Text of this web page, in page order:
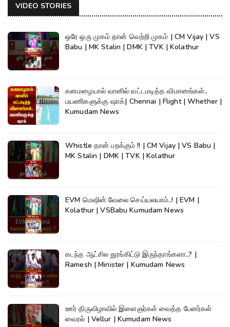
VIDEO STORIES
ஒரே ஒரு முகம் தான் வெற்றி முகம் | CM Vijay | VS
Babu | MK Stalin | DMK | TVK | Kolathur
கனமழையால் வானில் வட்டமடித்த விமானங்கள்..
பயணிகளுக்கு ஷாக்| Chennai | Flight | Whether |
Kumudam News
Whistle தான் பறக்கும் !! | CM Vijay | VS Babu |
MK Stalin | DMK | TVK | Kolathur
EVM மெஷின் வேலை செய்யலயாம்..! | EVM |
Kolathur | VSBabu Kumudam News
கடந்த ஆட்சில தூங்கிட்டு இருந்தாங்களா..? |
Ramesh | Minister | Kumudam News
ஊர் திருவிழாவில் இளைஞர்கள் வைத்த பேனர்கள்
வைரல் | Vellur | Kumudam News